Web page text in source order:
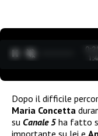
Dopo il difficile
Maria Concetta
su Canale 5 ha fatto
importante su lei e